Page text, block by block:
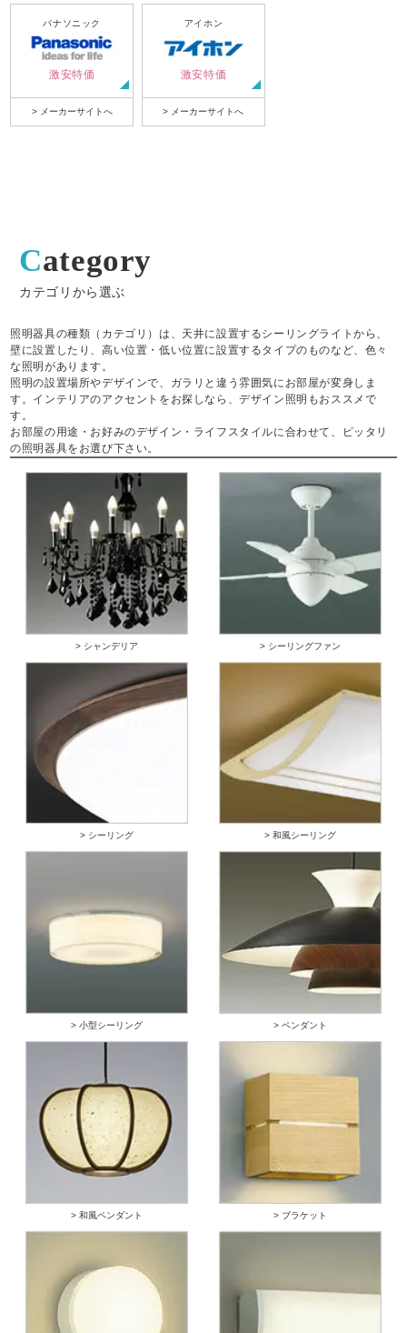
パナソニック
激安特価
> メーカーサイトへ
アイホン
激安特価
> メーカーサイトへ
Category
カテゴリから選ぶ
照明器具の種類（カテゴリ）は、天井に設置するシーリングライトから、
壁に設置したり、高い位置・低い位置に設置するタイプのものなど、色々
な照明があります。
照明の設置場所やデザインで、ガラリと違う雰囲気にお部屋が変身しま
す。インテリアのアクセントをお探しなら、デザイン照明もおススメで
す。
お部屋の用途・お好みのデザイン・ライフスタイルに合わせて、ピッタリ
の照明器具をお選び下さい。
> シャンデリア > シーリングファン
> シーリング > 和風シーリング
> 小型シーリング > ペンダント
> 和風ペンダント > ブラケット